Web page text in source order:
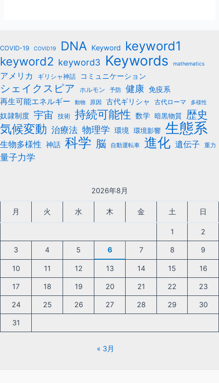
COVID-19 COVID19 DNA Keyword keyword1
keyword2 keyword3 Keywords mathematics
アメリカ ギリシャ神話 コミュニケーション
シェイクスピア ホルモン 予防 健康 免疫系
再生可能エネルギー
動物 原因 古代ギリシャ 古代ローマ 多様性
奴隷制度 宇宙 技術 持続可能性 数学 暗黒物質 歴史
気候変動 治療法 物理学 環境 環境影響 生態系
生物多様性 神話 科学 脳 自動運転車 進化 遺伝子 重力
量子力学
2026年8月
月 火 水 木 金 土 日
1 2
3 4 5 6 7 8 9
10 11 12 13 14 15 16
17 18 19 20 21 22 23
24 25 26 27 28 29 30
31
« 3月